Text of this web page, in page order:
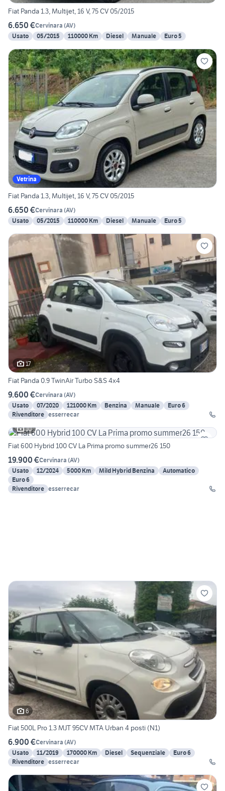
Fiat Panda 1.3, Multijet, 16 V, 75 CV 05/2015
6.650 €Cervinara (AV)
Usato
05/2015 110000 Km Diesel Manuale Euro 5
Vetrina
Fiat Panda 1.3, Multijet, 16 V, 75 CV 05/2015
6.650 €Cervinara (AV)
Usato
05/2015 110000 Km Diesel Manuale Euro 5
17
Fiat Panda 0.9 TwinAir Turbo S&S 4x4
9.600 €Cervinara (AV)
Usato
07/2020 121000 Km Benzina Manuale
Euro 6
Rivenditore esserrecar
10
Fiat 600 Hybrid 100 CV La Prima promo summer26 150
19.900 €Cervinara (AV)
Usato
12/2024 5000 Km Mild Hybrid Benzina
Automatico
Euro 6
Rivenditore esserrecar
6
Fiat 500L Pro 1.3 MJT 95CV MTA Urban 4 posti (N1)
6.900 €Cervinara (AV)
Usato
11/2019 170000 Km Diesel Sequenziale
Euro 6
Rivenditore esserrecar